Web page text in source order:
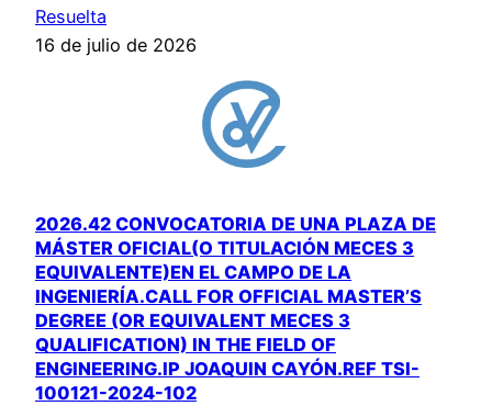
Resuelta
16 de julio de 2026
2026.42 CONVOCATORIA DE UNA PLAZA DE
MÁSTER OFICIAL(O TITULACIÓN MECES 3
EQUIVALENTE)EN EL CAMPO DE LA
INGENIERÍA.CALL FOR OFFICIAL MASTER’S
DEGREE (OR EQUIVALENT MECES 3
QUALIFICATION) IN THE FIELD OF
ENGINEERING.IP JOAQUIN CAYÓN.REF TSI-
100121-2024-102